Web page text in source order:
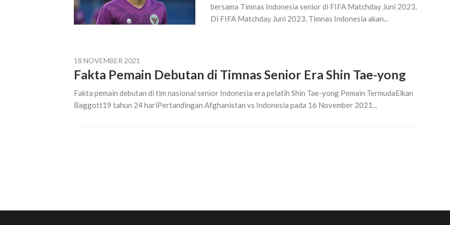
bersama Timnas Indonesia senior di FIFA Matchday Juni 2023.
Di FIFA Matchday Juni 2023, Timnas Indonesia akan...
18 NOVEMBER 2021
Fakta Pemain Debutan di Timnas Senior Era Shin Tae-yong
Fakta pemain debutan di tim nasional senior Indonesia era pelatih Shin Tae-yong Pemain TermudaElkan
Baggott19 tahun 24 hariPertandingan Afghanistan vs Indonesia pada 16 November 2021...